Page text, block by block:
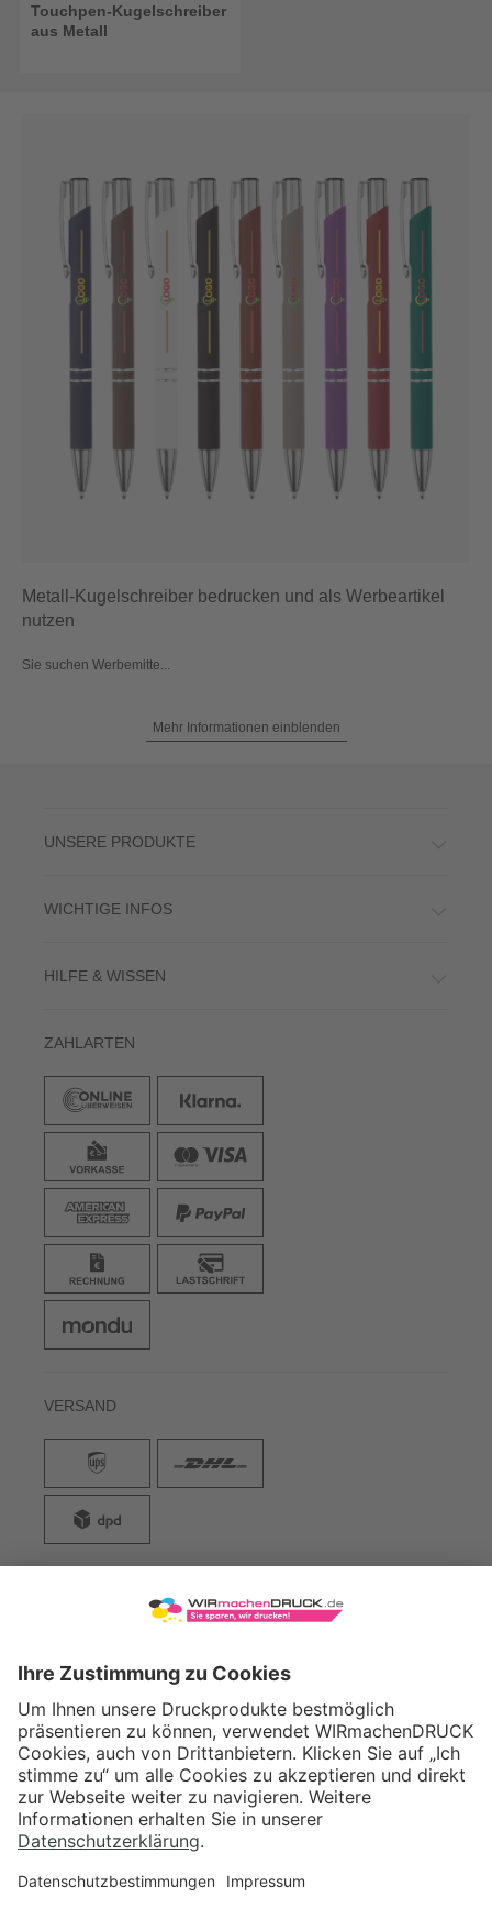
Touchpen-Kugelschreiber
aus Metall
Metall-Kugelschreiber bedrucken und als Werbeartikel
nutzen
Sie suchen Werbemitte...
Mehr Informationen einblenden
UNSERE PRODUKTE
WICHTIGE INFOS
HILFE & WISSEN
ZAHLARTEN
VERSAND
WIRmachenDRUCK GmbH
71522 Backnang
Tel.: +49 (0) 711 995 982 - 20
Fax: +49 (0) 711 995 982 - 21
SOCIAL MEDIA